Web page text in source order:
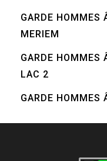
GARDE HOMMES
MERIEM
GARDE HOMMES
LAC 2
GARDE HOMMES